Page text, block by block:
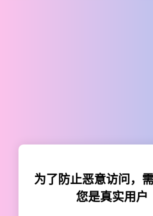
为了防止恶意访问，
您是真实用户